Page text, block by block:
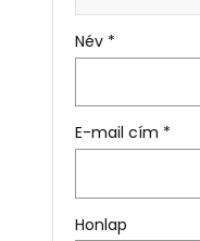
Név *
E-mail cím *
Honlap